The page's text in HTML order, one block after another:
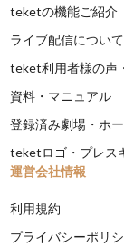
teketの機能ご紹介
ライブ配信について
teket利用者様の声
資料・マニュアル
登録済み劇場・ホ
teketロゴ・プレス
運営会社情報
利用規約
プライバシーポリ